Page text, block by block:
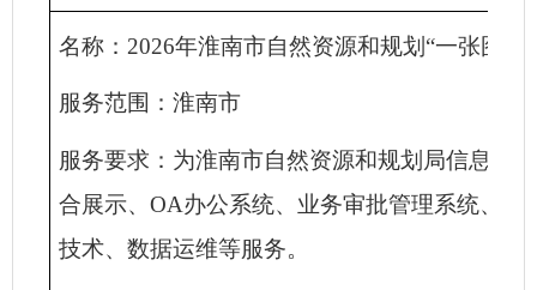
名称： 2026年淮南市自然资源和规划“一张图”
服务范围：淮南市
服务要求： 为淮南市自然资源和规划局信息中
合展示、OA办公系统、业务审批管理系统、不
技术、数据运维等服务。